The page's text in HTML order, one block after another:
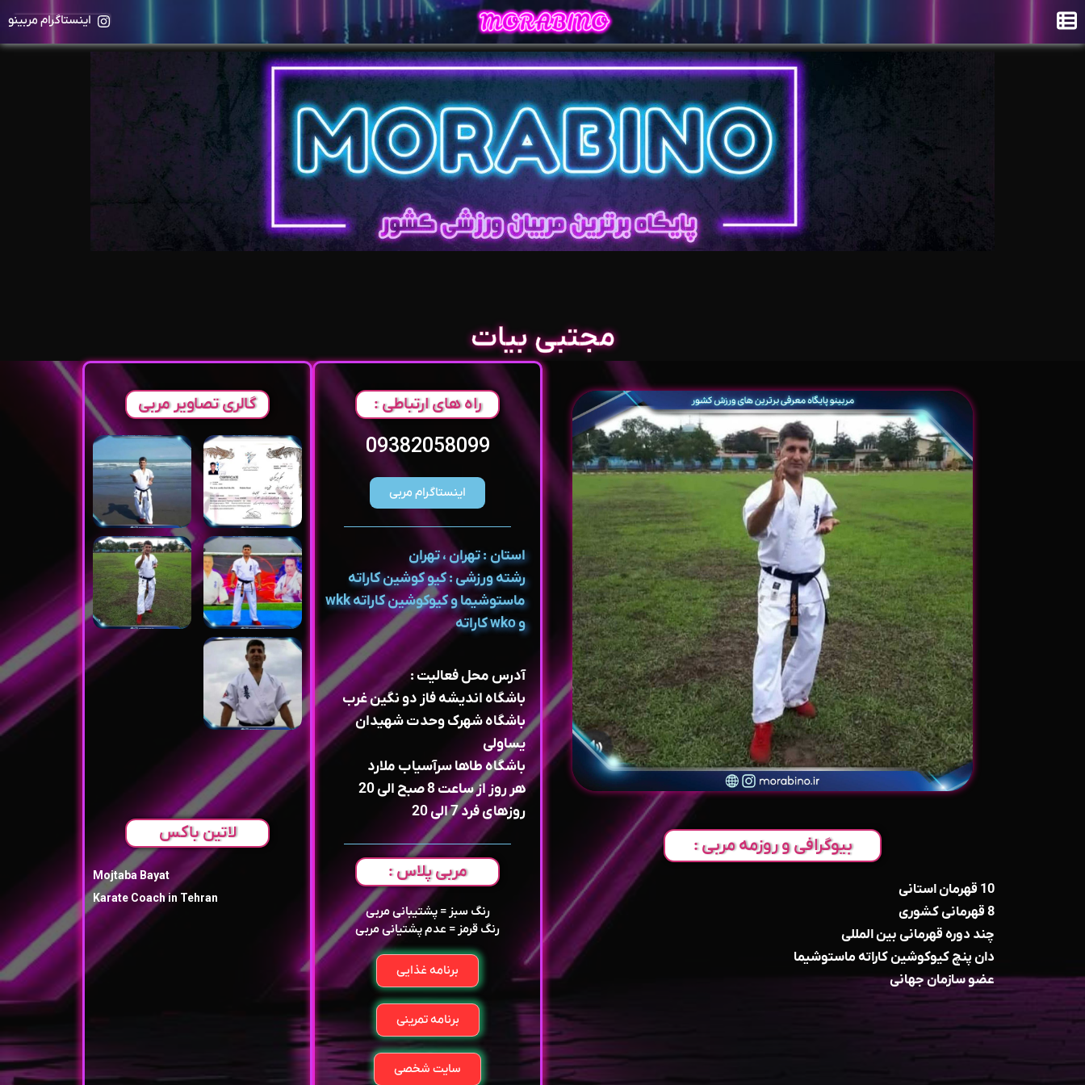
اینستاگرام مربینو
مجتبی بیات
بیوگرافی و روزمه مربی :
10 قهرمان استانی
8 قهرمانی کشوری
چند دوره قهرمانی بین المللی
دان پنچ‌ کیوکوشین کاراته ماستوشیما
عضو سازمان جهانی
راه های ارتباطی :
09382058099
اینستاگرام مربی
استان : تهران ، تهران
رشته ورزشی : کیو کوشین کاراته
ماستوشیما و کیوکوشین کاراته wkk
و wko کاراته
آدرس محل فعالیت :
باشگاه اندیشه فاز دو نگین غرب
باشگاه شهرک وحدت شهیدان
یساولی
باشگاه طاها سرآسیاب ملارد
هر روز از ساعت 8 صبح الی 20
روزهای فرد 7 الی 20
مربی پلاس :
رنگ سبز = پشتیبانی مربی
رنگ قرمز = عدم پشتیانی مربی
برنامه غذایی
برنامه تمرینی
سایت شخصی
گالری تصاویر مربی
لاتین باکس
Mojtaba Bayat
Karate Coach in Tehran